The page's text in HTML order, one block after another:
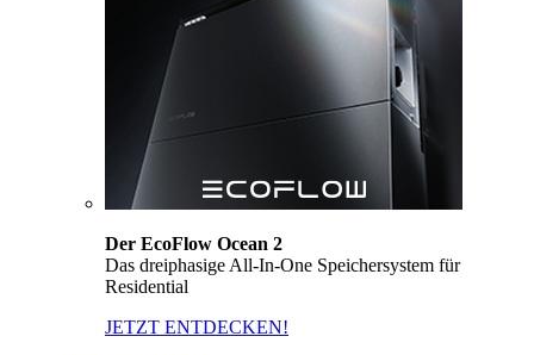
Der EcoFlow Ocean 2
Das dreiphasige All-In-One Speichersystem für
Residential
JETZT ENTDECKEN!